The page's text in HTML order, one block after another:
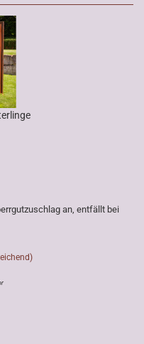
an, entfällt bei